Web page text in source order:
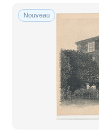
Nouveau